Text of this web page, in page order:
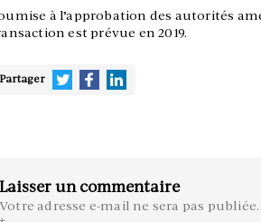
à l’approbation des autorités
est prévue en 2019.
Partager
Laisser un commentaire
Votre adresse e-mail ne sera pas publiée.